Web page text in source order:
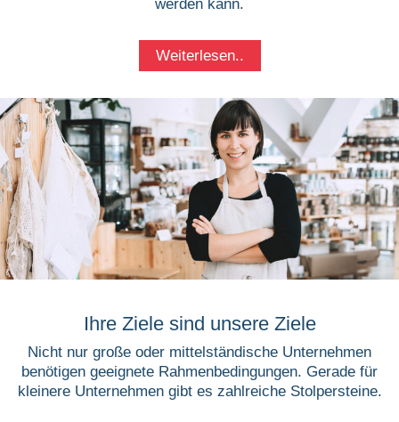
werden kann.
Weiterlesen..
Ihre Ziele sind unsere Ziele
Nicht nur große oder mittelständische Unternehmen
benötigen geeignete Rahmenbedingungen. Gerade für
kleinere Unternehmen gibt es zahlreiche Stolpersteine.